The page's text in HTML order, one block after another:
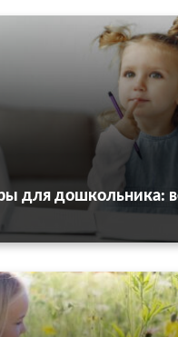
для дошкольника: